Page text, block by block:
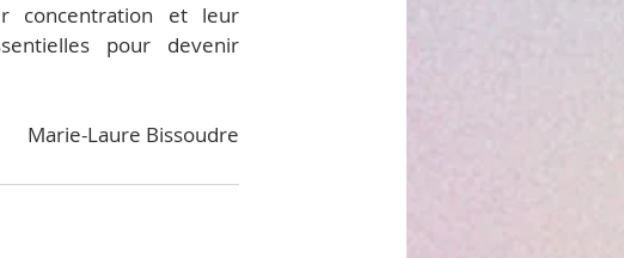
concentration et leur
pour devenir
Marie-Laure Bissoudre